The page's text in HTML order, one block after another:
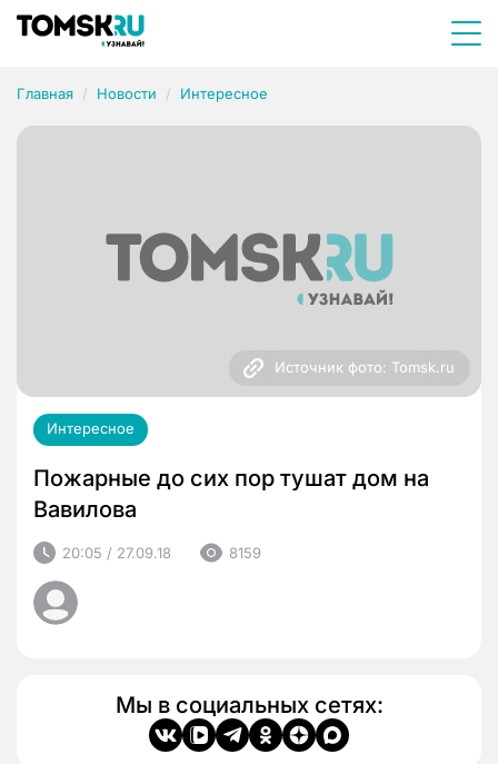
Главная Новости Интересное
Источник фото: Tomsk.ru
Интересное
Пожарные до сих пор тушат дом на
Вавилова
20:05 / 27.09.18 8159
Мы в социальных сетях: